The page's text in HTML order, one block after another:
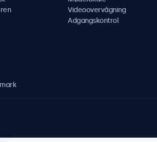
Videoovervågning
Adgangskontrol